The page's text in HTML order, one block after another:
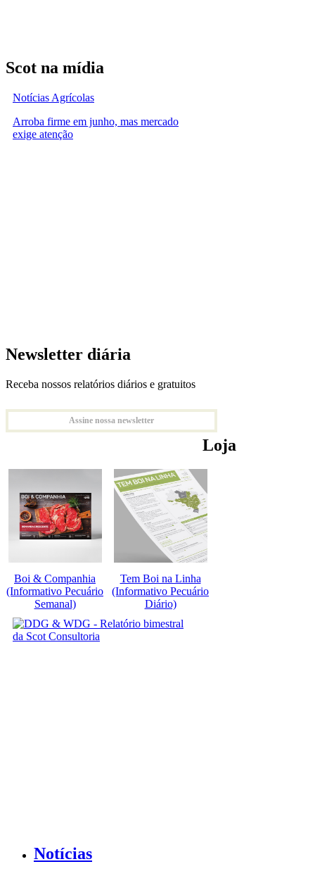
Scot na mídia
Notícias Agrícolas
Arroba firme em junho, mas mercado
exige atenção
Newsletter diária
Receba nossos relatórios diários e gratuitos
Assine nossa newsletter
Loja
Boi & Companhia
(Informativo Pecuário
Semanal)
Tem Boi na Linha
(Informativo Pecuário
Diário)
Notícias